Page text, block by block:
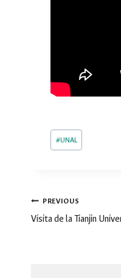
Post
Tags:
#UNAL
Post
navigation
PREVIOUS
Visita de la Tianjin